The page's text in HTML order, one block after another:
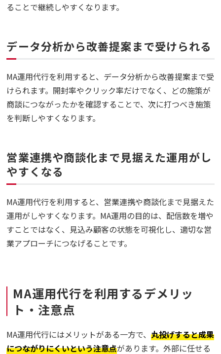
ることで継続しやすくなります。
データ分析から改善提案まで受けられる
MA運用代行を利用すると、データ分析から改善提案まで受
けられます。開封率やクリック率だけでなく、どの施策が
商談につながったかを確認することで、次に打つべき施策
を判断しやすくなります。
営業連携や商談化まで見据えた運用がし
やすくなる
MA運用代行を利用すると、営業連携や商談化まで見据えた
運用がしやすくなります。MA運用の目的は、配信数を増や
すことではなく、見込み顧客の状態を可視化し、適切な営
業アプローチにつなげることです。
MA運用代行を利用するデメリッ
ト・注意点
MA運用代行にはメリットがある一方で、丸投げすると成果
につながりにくいという注意点があります。外部に任せる